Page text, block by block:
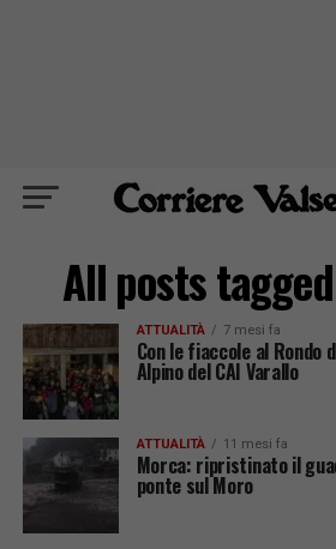
All posts
ATTUALITÀ 7 mesi fa
Con le fiaccole al Rondo
Alpino del CAI Varallo
ATTUALITÀ 11 mesi fa
Morca: ripristinato il
ponte sul Moro